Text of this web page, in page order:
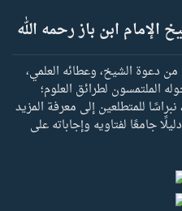
ابن باز رحمه الله
دعوة الشيخ، وعطائه العلمي،
الملتمسون لطرائق العلوم؛
للمتطلعين إلى معرفة المزيد
جامعًا لفتاويه وإجاباته على